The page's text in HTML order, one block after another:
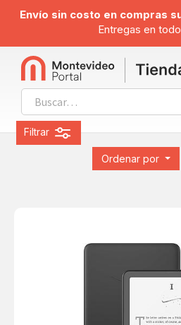
Envío sin costo en compras
Entregas en
Ordenar por
Filtrar